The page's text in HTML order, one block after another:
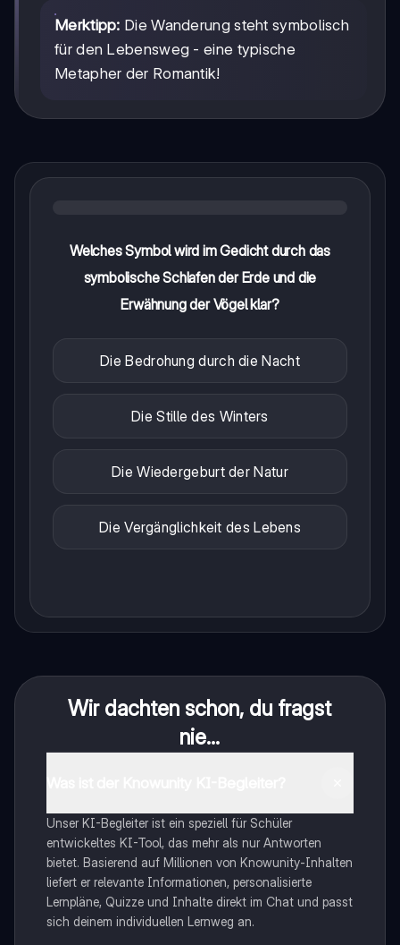
Merktipp: Die Wanderung steht symbolisch
für den Lebensweg - eine typische
Metapher der Romantik!
Welches Symbol wird im Gedicht durch das
symbolische Schlafen der Erde und die
Erwähnung der Vögel klar?
Die Bedrohung durch die Nacht
Die Stille des Winters
Die Wiedergeburt der Natur
Die Vergänglichkeit des Lebens
Wir dachten schon, du fragst
nie...
Unser KI-Begleiter ist ein speziell für Schüler
entwickeltes KI-Tool, das mehr als nur Antworten
bietet. Basierend auf Millionen von Knowunity-Inhalten
liefert er relevante Informationen, personalisierte
Lernpläne, Quizze und Inhalte direkt im Chat und passt
sich deinem individuellen Lernweg an.